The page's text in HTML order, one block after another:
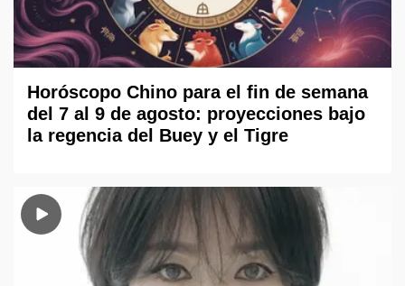
Horóscopo Chino para el fin de semana
del 7 al 9 de agosto: proyecciones bajo
la regencia del Buey y el Tigre